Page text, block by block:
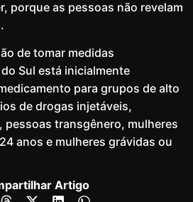
porque as pessoas não revelam
de tomar medidas
Sul está inicialmente
para grupos de alto
de drogas injetáveis,
transgênero, mulheres
anos e mulheres grávidas ou
Artigo